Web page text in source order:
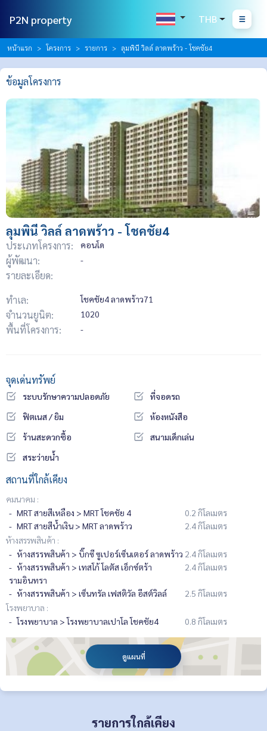
P2N property THB
หน้าแรก โครงการ รายการ ลุมพินี วิลล์ ลาดพร้าว - โชคชัย4
ข้อมูลโครงการ
ลุมพินี วิลล์ ลาดพร้าว - โชคชัย4
ประเภทโครงการ: คอนโด
ผู้พัฒนา: -
รายละเอียด:
ทำเล:
โชคชัย4 ลาดพร้าว71
จำนวนยูนิต: 1020
พื้นที่โครงการ: -
จุดเด่นทรัพย์
ระบบรักษาความปลอดภัย
ที่จอดรถ
ฟิตเนส / ยิม
ห้องหนังสือ
ร้านสะดวกซื้อ
สนามเด็กเล่น
สระว่ายน้ำ
สถานที่ใกล้เคียง
คมนาคม :
MRT สายสีเหลือง > MRT โชคชัย 4
0.2 กิโลเมตร
MRT สายสีน้ำเงิน > MRT ลาดพร้าว
2.4 กิโลเมตร
ห้างสรรพสินค้า :
ห้างสรรพสินค้า > บิ๊กซี ซูเปอร์เซ็นเตอร์ ลาดพร้าว 2.4 กิโลเมตร
ห้างสรรพสินค้า > เทสโก้ โลตัส เอ็กซ์ตร้า
รามอินทรา
2.4 กิโลเมตร
ห้างสรรพสินค้า > เซ็นทรัล เฟสติวัล อีสต์วิลล์
2.5 กิโลเมตร
โรงพยาบาล :
โรงพยาบาล > โรงพยาบาลเปาโล โชคชัย4
0.8 กิโลเมตร
ดูแผนที่
รายการใกล้เคียง